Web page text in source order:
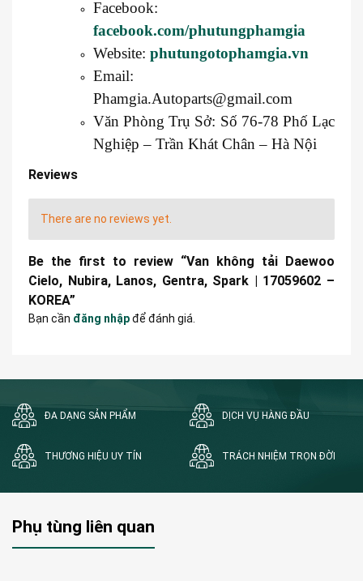
Facebook:
facebook.com/phutungphamgia
Website: phutungotophamgia.vn
Email:
Phamgia.Autoparts@gmail.com
Văn Phòng Trụ Sở: Số 76-78 Phố Lạc
Nghiệp – Trần Khát Chân – Hà Nội
Reviews
There are no reviews yet.
Be the first to review “Van không tải Daewoo
Cielo, Nubira, Lanos, Gentra, Spark | 17059602 –
KOREA”
Bạn cần đăng nhậpđể đánh giá.
ĐA DẠNG SẢN PHẨM DỊCH VỤ HÀNG ĐẦU
THƯƠNG HIỆU UY TÍN TRÁCH NHIỆM TRỌN ĐỜI
Phụ tùng liên quan